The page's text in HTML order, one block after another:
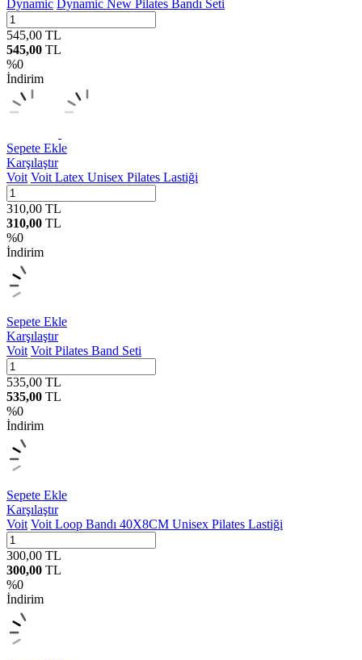
Dynamic Dynamic New Pilates Bandı Seti
545,00 TL
545,00 TL
%0
İndirim
Sepete Ekle
Karşılaştır
Voit Voit Latex Unisex Pilates Lastiği
310,00 TL
310,00 TL
%0
İndirim
Sepete Ekle
Karşılaştır
Voit Voit Pilates Band Seti
535,00 TL
535,00 TL
%0
İndirim
Sepete Ekle
Karşılaştır
Voit Voit Loop Bandı 40X8CM Unisex Pilates Lastiği
300,00 TL
300,00 TL
%0
İndirim